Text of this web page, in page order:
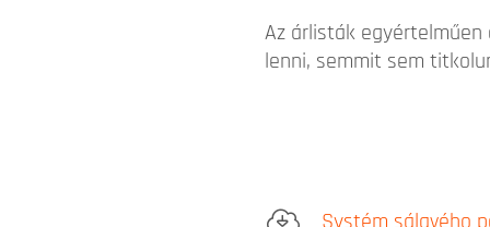
Az árlisták
lenni, semmit sem